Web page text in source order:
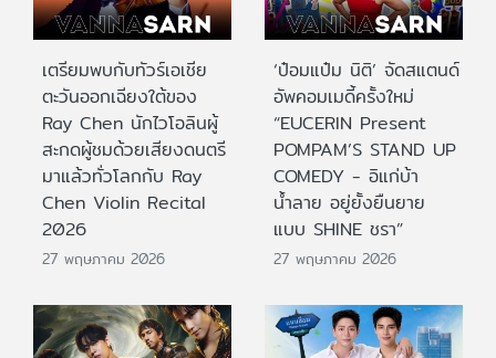
เตรียมพบกับทัวร์เอเชีย
ตะวันออกเฉียงใต้ของ
Ray Chen นักไวโอลินผู้
สะกดผู้ชมด้วยเสียงดนตรี
มาแล้วทั่วโลกกับ Ray
Chen Violin Recital
2026
27 พฤษภาคม 2026
‘ป๋อมแป๋ม นิติ’ จัดสแตนด์
อัพคอมเมดี้ครั้งใหม่
“EUCERIN Present
POMPAM’S STAND UP
COMEDY - อิแก่บ้า
น้ำลาย อยู่ยั้งยืนยาย
แบบ SHINE ชรา”
27 พฤษภาคม 2026